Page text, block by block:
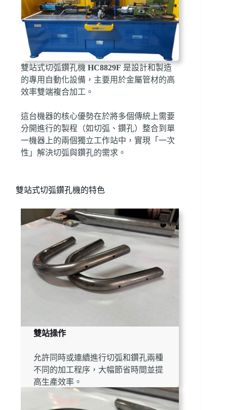
雙站式切弧鑽孔機HC8829F 是設計和製造
的專用自動化設備，主要用於金屬管材的高
效率雙端複合加工。
這台機器的核心優勢在於將多個傳統上需要
分開進行的製程（如切弧、鑽孔）整合到單
一機器上的兩個獨立工作站中，實現「一次
性」解決切弧與鑽孔的需求。
雙站式切弧鑽孔機的特色
雙站操作
允許同時或連續進行切弧和鑽孔兩種
不同的加工程序，大幅節省時間並提
高生產效率。